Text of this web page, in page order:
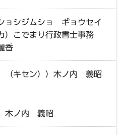
ョシジムショ ギョウセイ
こでまり行政書士事務
香
（キセン））木ノ内 義昭
木ノ内 義昭